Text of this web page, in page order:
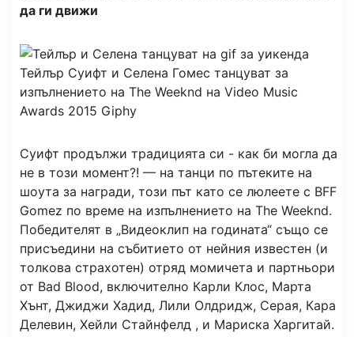
да ги движи
Тейлър Суифт и Селена Гомес танцуват за
изпълнението на The Weeknd на Video Music
Awards 2015 Giphy
Суифт продължи традицията си - как би могла да
не в този момент?! — на танци по пътеките на
шоута за награди, този път като се люлеете с BFF
Gomez по време на изпълнението на The Weeknd.
Победителят в „Видеоклип на годината“ също се
присъедини на събитието от нейния известен (и
толкова страхотен) отряд момичета и партньори
от Bad Blood, включително Карли Клос, Марта
Хънт, Джиджи Хадид, Лили Олдридж, Серая, Кара
Делевин, Хейли Стайнфелд , и Мариска Харгитай.